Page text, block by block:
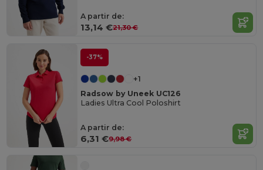
A partir de:
13,14 €21,30 €
-37%
+1
Radsow by Uneek UC126
Ladies Ultra Cool Poloshirt
A partir de:
6,31 €9,98 €